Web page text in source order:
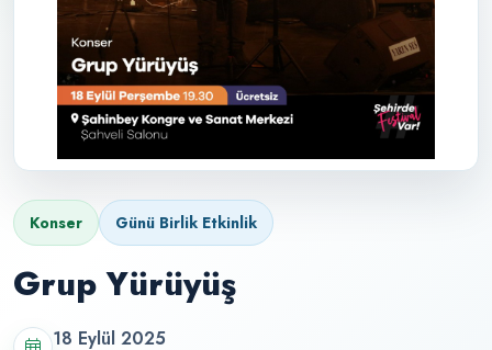
Konser Günü Birlik Etkinlik
Grup Yürüyüş
18 Eylül 2025